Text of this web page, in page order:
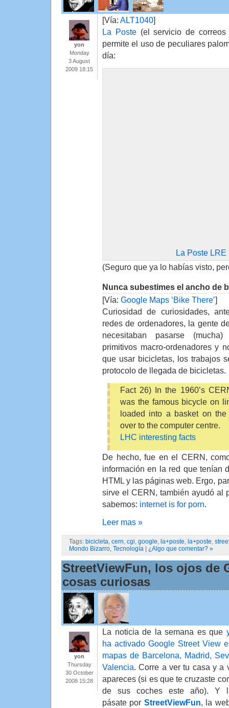
yon
Monday
3 August
2009 18:15
[Vía: ALT1040]
La Poste(el servicio de correos
permite el uso de peculiares
día:
La Poste LRE
(Seguro que ya lo habías visto,
Nunca subestimes el ancho de
[Vía: Google Maps ‘Bike There’]
Curiosidad de curiosidades,
redes de ordenadores, la gente
necesitaban pasarse
primitivos macro-ordenadores y
que usar bicicletas, los trabajos
protocolo de llegada de bicicletas.
Fact 26) In the 1960’s
was the famous bicycle on
loaded into a basket on
over to the computer centre.
LHC interesting facts
De hecho, fue en el CERN,
información en la red que tenían
HTML y las páginas web. Ergo,
sirve el CERN, también ayudó al
sabemos: internet is for porn.
Leer mas »
Tags: bicicleta, cern, cgi, google, la+poste, la+poste,
Mondo Bizarro, Tecnología | ¿Algo que comentar? »
StreetViewFun, los ojos de
cosas curiosas
yon
Thursday
30 October
2008 15:28
La noticia de la semana es que
ha activado Google Street View
mapas de Barcelona, Madrid,
Valencia. Corre a ver tu casa y a
apareces (si es que te cruzaste
de sus coches este año). Y
pásate por StreetViewFun, la